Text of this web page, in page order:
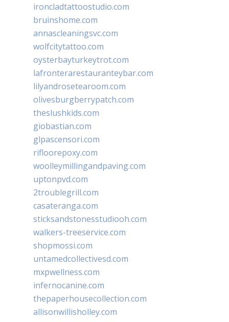
ironcladtattoostudio.com
bruinshome.com
annascleaningsvc.com
wolfcitytattoo.com
oysterbayturkeytrot.com
lafronterarestauranteybar.com
lilyandrosetearoom.com
olivesburgberrypatch.com
theslushkids.com
giobastian.com
glpascensori.com
rifloorepoxy.com
woolleymillingandpaving.com
uptonpvd.com
2troublegrill.com
casateranga.com
sticksandstonesstudiooh.com
walkers-treeservice.com
shopmossi.com
untamedcollectivesd.com
mxpwellness.com
infernocanine.com
thepaperhousecollection.com
allisonwillisholley.com